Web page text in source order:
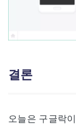
결론
오늘은 구글락